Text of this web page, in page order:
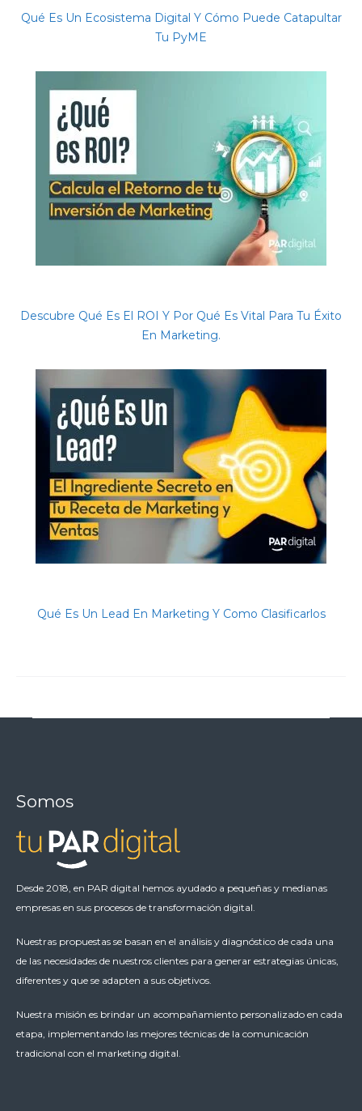
Qué Es Un Ecosistema Digital Y Cómo Puede Catapultar
Tu PyME
Descubre Qué Es El ROI Y Por Qué Es Vital Para Tu Éxito
En Marketing.
Qué Es Un Lead En Marketing Y Como Clasificarlos
Somos
Desde 2018, en PAR digital hemos ayudado a pequeñas y medianas
empresas en sus procesos de transformación digital.
Nuestras propuestas se basan en el análisis y diagnóstico de cada una
de las necesidades de nuestros clientes para generar estrategias únicas,
diferentes y que se adapten a sus objetivos.
Nuestra misión es brindar un acompañamiento personalizado en cada
etapa, implementando las mejores técnicas de la comunicación
tradicional con el marketing digital.